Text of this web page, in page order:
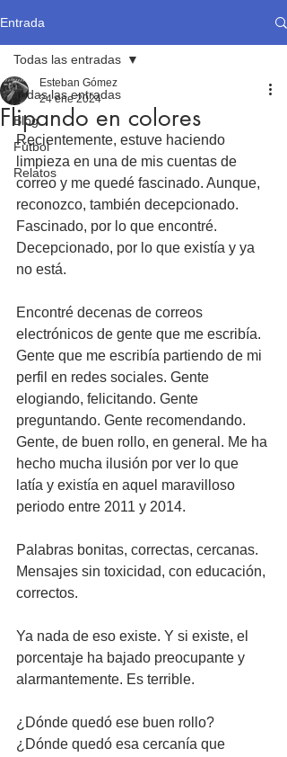
Entrada
Todas las entradas
Blog
Fútbol
Relatos
Todas las entradas
Flipando en colores
Esteban Gómez
24 ene 2024
Recientemente, estuve haciendo
limpieza en una de mis cuentas de
correo y me quedé fascinado. Aunque,
reconozco, también decepcionado.
Fascinado, por lo que encontré.
Decepcionado, por lo que existía y ya
no está.
Encontré decenas de correos
electrónicos de gente que me escribía.
Gente que me escribía partiendo de mi
perfil en redes sociales. Gente
elogiando, felicitando. Gente
preguntando. Gente recomendando.
Gente, de buen rollo, en general. Me ha
hecho mucha ilusión por ver lo que
latía y existía en aquel maravilloso
periodo entre 2011 y 2014.
Palabras bonitas, correctas, cercanas.
Mensajes sin toxicidad, con educación,
correctos.
Ya nada de eso existe. Y si existe, el
porcentaje ha bajado preocupante y
alarmantemente. Es terrible.
¿Dónde quedó ese buen rollo?
¿Dónde quedó esa cercanía que